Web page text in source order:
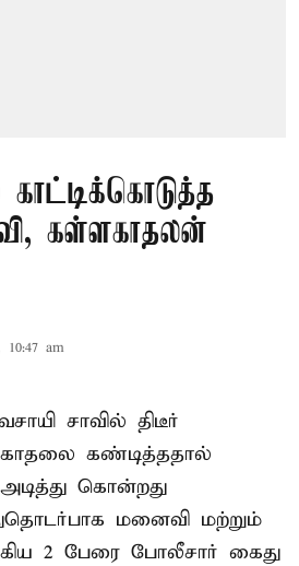
கள்ளகாதலன்
10:47 am
சாவில் திடீர்
கண்டித்ததால்
கொன்றது
மனைவி மற்றும்
2 பேரை போலீசார் கைது